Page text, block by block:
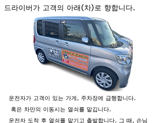
드라이버가 고객의 아래(차)로 향합니다.
운전자가 고객이 있는 가게, 주차장에 급행합니다.
​ 혹은 차만의 이동시는 열쇠를 맡깁니다.
운전자 도착 후 열쇠를 맡기고 출발합니다. 그 때, 손님